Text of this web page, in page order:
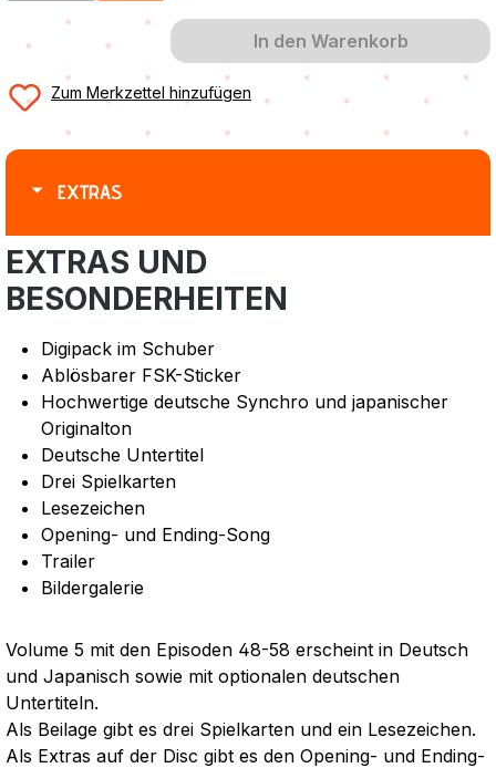
In den Warenkorb
Zum Merkzettel hinzufügen
EXTRAS
EXTRAS UND
BESONDERHEITEN
Digipack im Schuber
Ablösbarer FSK-Sticker
Hochwertige deutsche Synchro und japanischer
Originalton
Deutsche Untertitel
Drei Spielkarten
Lesezeichen
Opening- und Ending-Song
Trailer
Bildergalerie
Volume 5 mit den Episoden 48-58 erscheint in Deutsch
und Japanisch sowie mit optionalen deutschen
Untertiteln.
Als Beilage gibt es drei Spielkarten und ein Lesezeichen.
Als Extras auf der Disc gibt es den Opening- und Ending-